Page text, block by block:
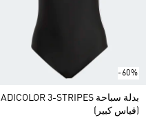
-60%
بدلة سباحة ADICOLOR 3-STRIPES
(قياس كبير)